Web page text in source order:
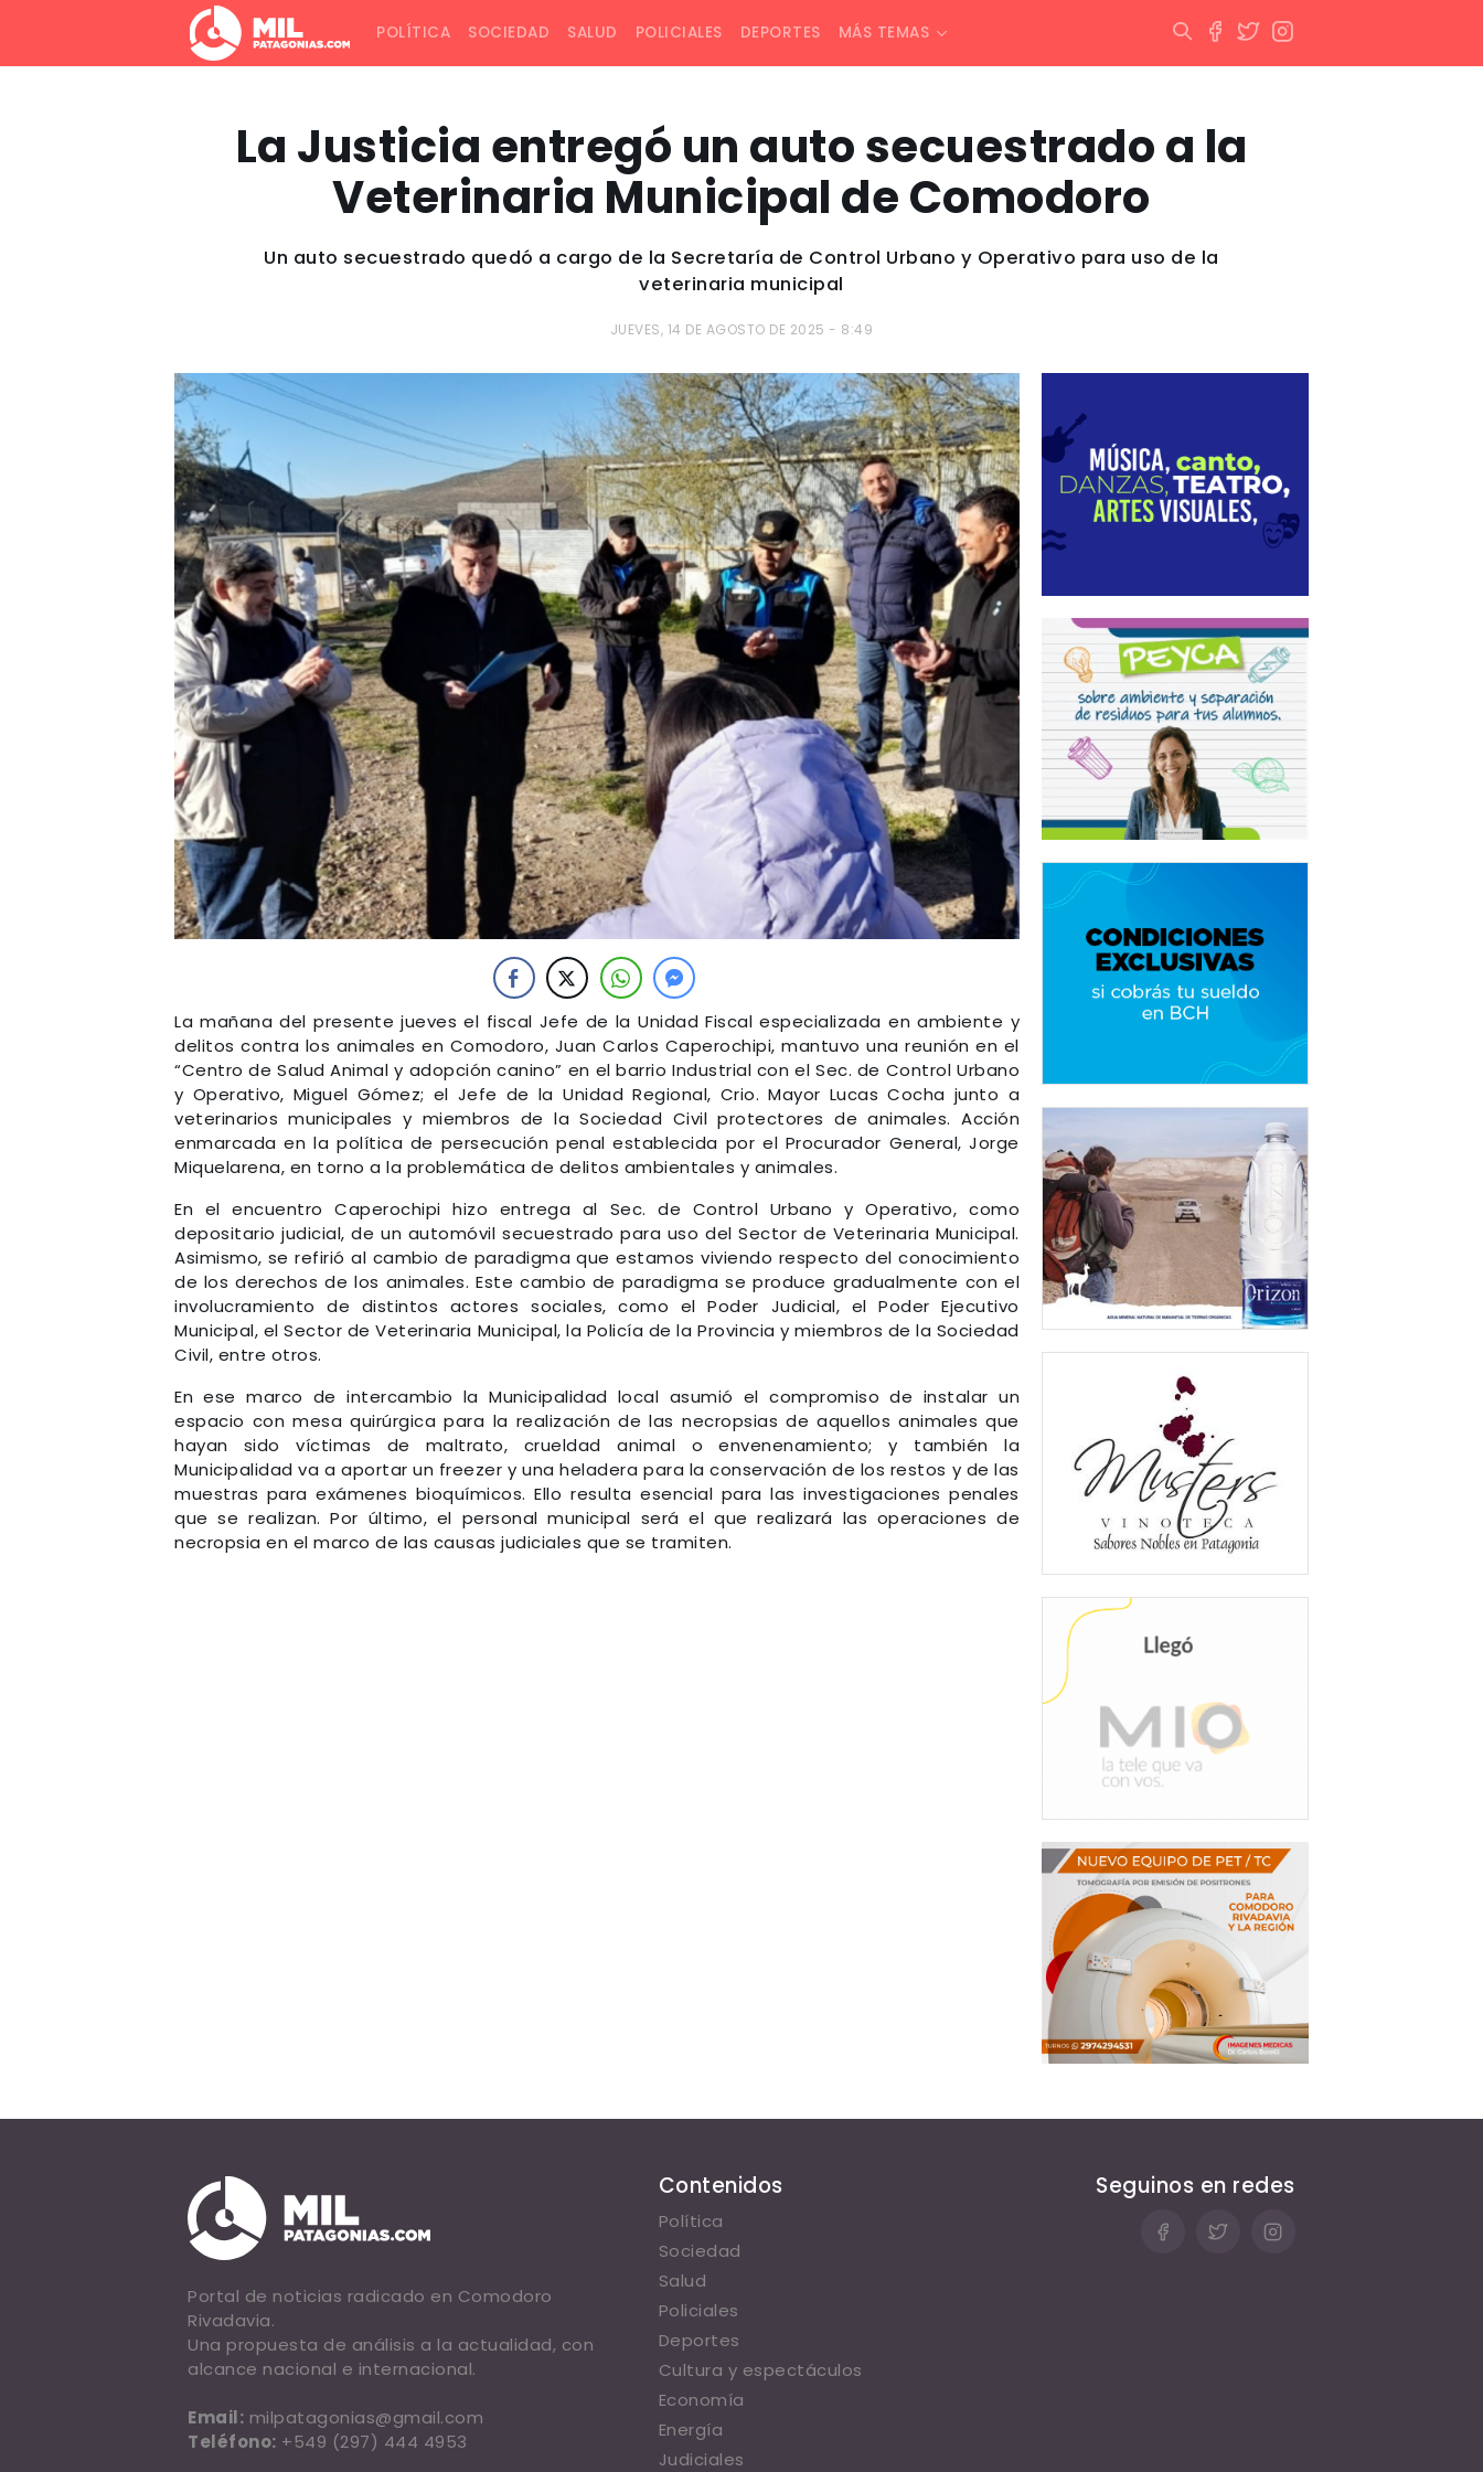
POLÍTICA SOCIEDAD SALUD POLICIALES DEPORTES MÁS TEMAS
La Justicia entregó un auto secuestrado a la
Veterinaria Municipal de Comodoro
Un auto secuestrado quedó a cargo de la Secretaría de Control Urbano y Operativo para uso de la
veterinaria municipal
JUEVES, 14 DE AGOSTO DE 2025 - 8:49
La mañana del presente jueves el fiscal Jefe de la Unidad Fiscal especializada en ambiente y
delitos contra los animales en Comodoro, Juan Carlos Caperochipi, mantuvo una reunión en el
“Centro de Salud Animal y adopción canino” en el barrio Industrial con el Sec. de Control Urbano
y Operativo, Miguel Gómez; el Jefe de la Unidad Regional, Crio. Mayor Lucas Cocha junto a
veterinarios municipales y miembros de la Sociedad Civil protectores de animales. Acción
enmarcada en la política de persecución penal establecida por el Procurador General, Jorge
Miquelarena, en torno a la problemática de delitos ambientales y animales.
En el encuentro Caperochipi hizo entrega al Sec. de Control Urbano y Operativo, como
depositario judicial, de un automóvil secuestrado para uso del Sector de Veterinaria Municipal.
Asimismo, se refirió al cambio de paradigma que estamos viviendo respecto del conocimiento
de los derechos de los animales. Este cambio de paradigma se produce gradualmente con el
involucramiento de distintos actores sociales, como el Poder Judicial, el Poder Ejecutivo
Municipal, el Sector de Veterinaria Municipal, la Policía de la Provincia y miembros de la Sociedad
Civil, entre otros.
En ese marco de intercambio la Municipalidad local asumió el compromiso de instalar un
espacio con mesa quirúrgica para la realización de las necropsias de aquellos animales que
hayan sido víctimas de maltrato, crueldad animal o envenenamiento; y también la
Municipalidad va a aportar un freezer y una heladera para la conservación de los restos y de las
muestras para exámenes bioquímicos. Ello resulta esencial para las investigaciones penales
que se realizan. Por último, el personal municipal será el que realizará las operaciones de
necropsia en el marco de las causas judiciales que se tramiten.
Portal de noticias radicado en Comodoro
Rivadavia.
Una propuesta de análisis a la actualidad, con
alcance nacional e internacional.
Email: milpatagonias@gmail.com
Teléfono: +549 (297) 444 4953
Contenidos
Política
Sociedad
Salud
Policiales
Deportes
Cultura y espectáculos
Economía
Energía
Judiciales
Seguinos en redes